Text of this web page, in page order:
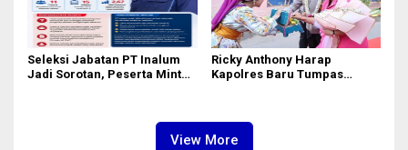
Seleksi Jabatan PT Inalum
Jadi Sorotan, Peserta Minta
Ricky Anthony Harap
Kapolres Baru Tumpas
View More